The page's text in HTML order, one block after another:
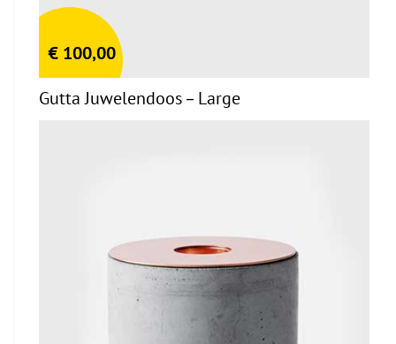
€ 100,00
Gutta Juwelendoos – Large